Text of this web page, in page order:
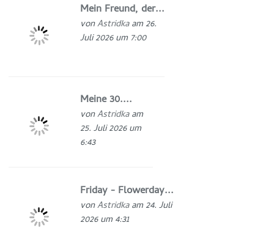
Mein Freund, der...
vonAstridkaam 26.
Juli 2026 um 7:00
Meine 30....
vonAstridkaam
25. Juli 2026 um
6:43
Friday - Flowerday...
vonAstridkaam 24. Juli
2026 um 4:31